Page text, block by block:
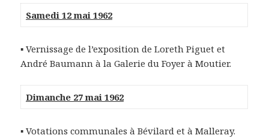
Samedi 12 mai 1962
▪ Vernissage de l’exposition de Loreth Piguet et
André Baumann à la Galerie du Foyer à Moutier.
Dimanche 27 mai 1962
▪ Votations communales à Bévilard et à Malleray.